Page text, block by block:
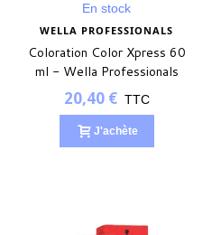
En stock
WELLA PROFESSIONALS
Coloration Color Xpress 60
ml - Wella Professionals
20,40 € TTC
J'achète